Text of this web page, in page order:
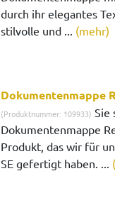
durch ihr elegantes
stilvolle und ... (mehr)
Dokumentenmappe
(Produktnummer: 109933) Sie
Dokumentenmappe
Produkt, das wir für
SE gefertigt haben. ...